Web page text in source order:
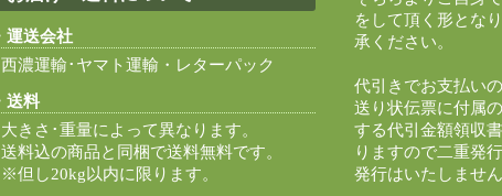
運送会社
西濃運輸･ヤマト運輸・レターパック
送料
大きさ･重量によって異なります。
送料込の商品と同梱で送料無料です。
※但し20kg以内に限ります。
をして頂く形とな
承ください。
代引きでお支払い
送り状伝票に付属
する代引金額領収
りますので二重発
発行はいたしません